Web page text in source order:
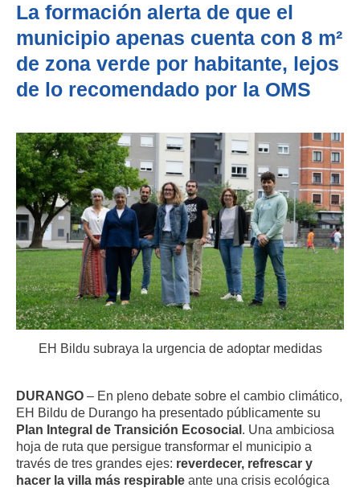
La formación alerta de que el
municipio apenas cuenta con 8 m²
de zona verde por habitante, lejos
de lo recomendado por la OMS
EH Bildu subraya la urgencia de adoptar medidas
DURANGO – En pleno debate sobre el cambio climático,
EH Bildu de Durango ha presentado públicamente su
Plan Integral de Transición Ecosocial. Una ambiciosa
hoja de ruta que persigue transformar el municipio a
través de tres grandes ejes: reverdecer, refrescar y
hacer la villa más respirable ante una crisis ecológica